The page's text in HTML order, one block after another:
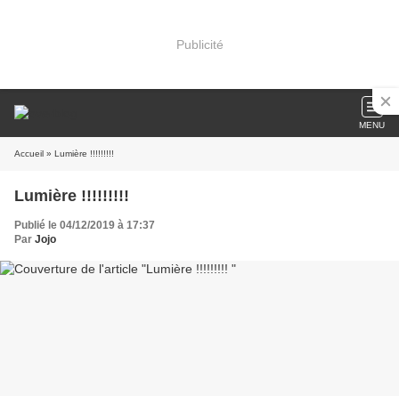
Publicité
MENU
Accueil » Lumière !!!!!!!!!
Lumière !!!!!!!!!
Publié le 04/12/2019 à 17:37
Par Jojo